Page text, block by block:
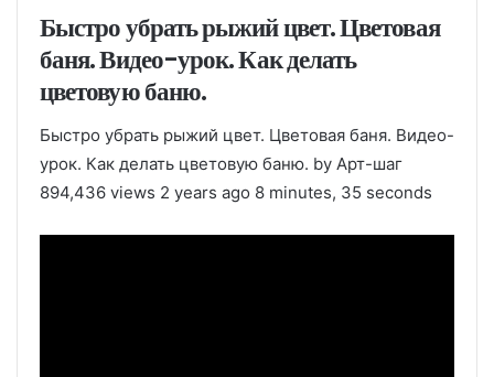
Быстро убрать рыжий цвет. Цветовая
баня. Видео-урок. Как делать
цветовую баню.
Быстро убрать рыжий цвет. Цветовая баня. Видео-
урок. Как делать цветовую баню. by Арт-шаг
894,436 views 2 years ago 8 minutes, 35 seconds